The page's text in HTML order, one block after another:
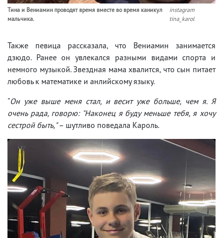
Тина и Вениамин проводят время вместе во время каникул
мальчика.
instagram
tina_karol
Также певица рассказала, что Вениамин занимается
дзюдо. Ранее он увлекался разными видами спорта и
немного музыкой. Звездная мама хвалится, что сын питает
любовь к математике и анлийскому языку.
"Он уже выше меня стал, и весит уже больше, чем я. Я
очень рада, говорю: "Наконец я буду меньше тебя, я хочу
сестрой быть,"– шутливо поведала Кароль.